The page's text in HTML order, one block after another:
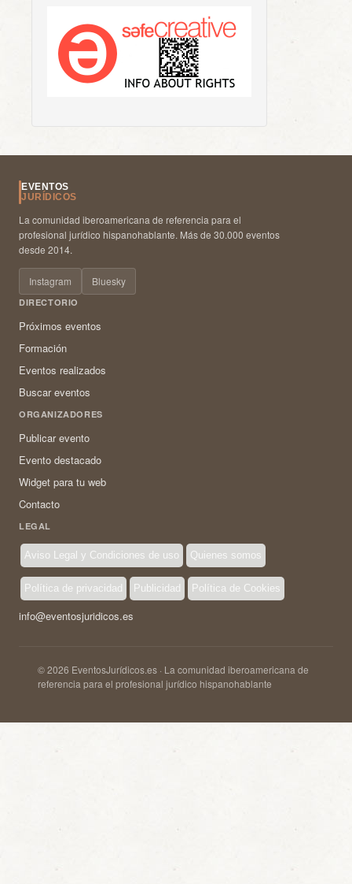
EVENTOS
JURÍDICOS
La comunidad iberoamericana de referencia para el
profesional jurídico hispanohablante. Más de 30.000 eventos
desde 2014.
Instagram Bluesky
DIRECTORIO
Próximos eventos
Formación
Eventos realizados
Buscar eventos
ORGANIZADORES
Publicar evento
Evento destacado
Widget para tu web
Contacto
LEGAL
Aviso Legal y Condiciones de uso Quienes somos
Política de privacidad Publicidad Política de Cookies
info@eventosjuridicos.es
© 2026 EventosJurídicos.es · La comunidad iberoamericana de
referencia para el profesional jurídico hispanohablante